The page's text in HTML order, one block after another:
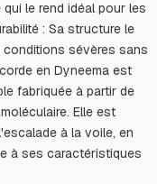
le rend idéal pour les
: Sa structure le
sévères sans
en Dyneema est
fabriquée à partir de
Elle est
à la voile, en
à ses caractéristiques